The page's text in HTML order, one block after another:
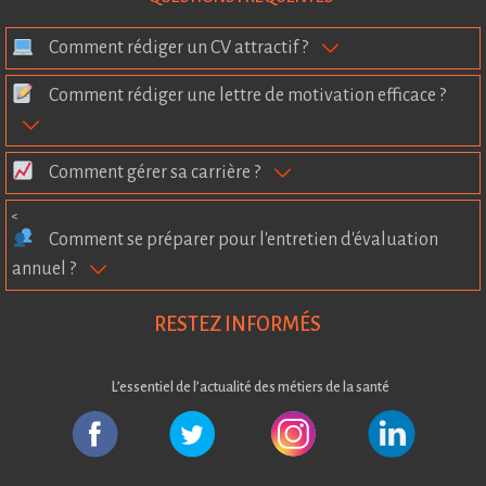
Comment rédiger un CV attractif ?
Comment rédiger une lettre de motivation efficace ?
Comment gérer sa carrière ?
<
Comment se préparer pour l'entretien d'évaluation
annuel ?
RESTEZ INFORMÉS
L’essentiel de l’actualité des métiers de la santé